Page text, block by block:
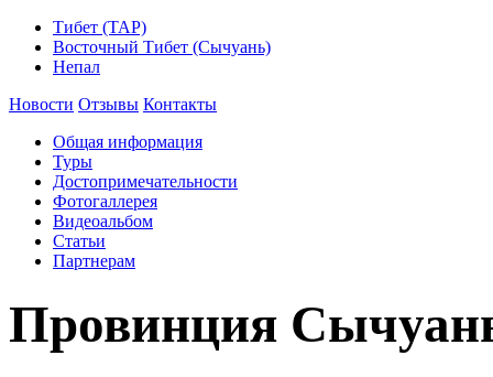
Тибет (ТАР)
Восточный Тибет (Сычуань)
Непал
Новости Отзывы Контакты
Общая информация
Туры
Достопримечательности
Фотогаллерея
Видеоальбом
Статьи
Партнерам
Провинция